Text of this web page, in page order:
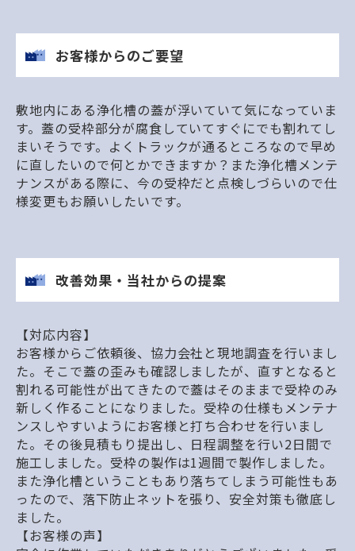
お客様からのご要望
敷地内にある浄化槽の蓋が浮いていて気になっていま
す。蓋の受枠部分が腐食していてすぐにでも割れてし
まいそうです。よくトラックが通るところなので早め
に直したいので何とかできますか？また浄化槽メンテ
ナンスがある際に、今の受枠だと点検しづらいので仕
様変更もお願いしたいです。
改善効果・当社からの提案
【対応内容】
お客様からご依頼後、協力会社と現地調査を行いまし
た。そこで蓋の歪みも確認しましたが、直すとなると
割れる可能性が出てきたので蓋はそのままで受枠のみ
新しく作ることになりました。受枠の仕様もメンテナ
ンスしやすいようにお客様と打ち合わせを行いまし
た。その後見積もり提出し、日程調整を行い2日間で
施工しました。受枠の製作は1週間で製作しました。
また浄化槽ということもあり落ちてしまう可能性もあ
ったので、落下防止ネットを張り、安全対策も徹底し
ました。
【お客様の声】